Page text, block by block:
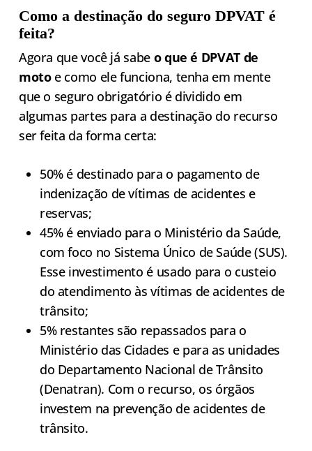
Como a destinação do seguro DPVAT é
feita?
Agora que você já sabe o que é DPVAT de
motoe como ele funciona, tenha em mente
que o seguro obrigatório é dividido em
algumas partes para a destinação do recurso
ser feita da forma certa:
50% é destinado para o pagamento de
indenização de vítimas de acidentes e
reservas;
45% é enviado para o Ministério da Saúde,
com foco no Sistema Único de Saúde (SUS).
Esse investimento é usado para o custeio
do atendimento às vítimas de acidentes de
trânsito;
5% restantes são repassados para o
Ministério das Cidades e para as unidades
do Departamento Nacional de Trânsito
(Denatran). Com o recurso, os órgãos
investem na prevenção de acidentes de
trânsito.